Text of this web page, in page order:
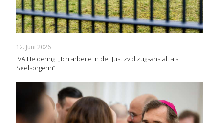
12. Juni 2026
JVA Heidering: „Ich arbeite in der Justizvollzugsanstalt als
Seelsorgerin“